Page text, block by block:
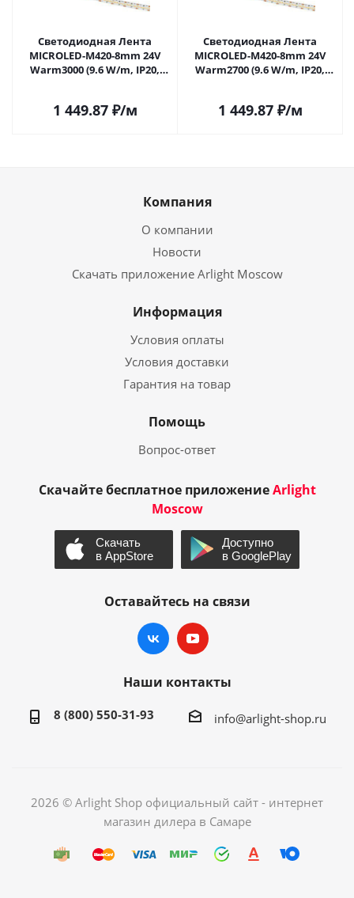
Светодиодная Лента
MICROLED-M420-8mm 24V
Warm3000 (9.6 W/m, IP20,
1 449.87₽/м
Светодиодная Лента
MICROLED-M420-8mm 24V
Warm2700 (9.6 W/m, IP20,
1 449.87₽/м
Компания
О компании
Новости
Скачать приложение Arlight Moscow
Информация
Условия оплаты
Условия доставки
Гарантия на товар
Помощь
Вопрос-ответ
Скачайте бесплатное приложениеArlight
Moscow
Оставайтесь на связи
Наши контакты
8 (800) 550-31-93 info@arlight-shop.ru
2026 © Arlight Shop официальный сайт - интернет
магазин дилера в Самаре